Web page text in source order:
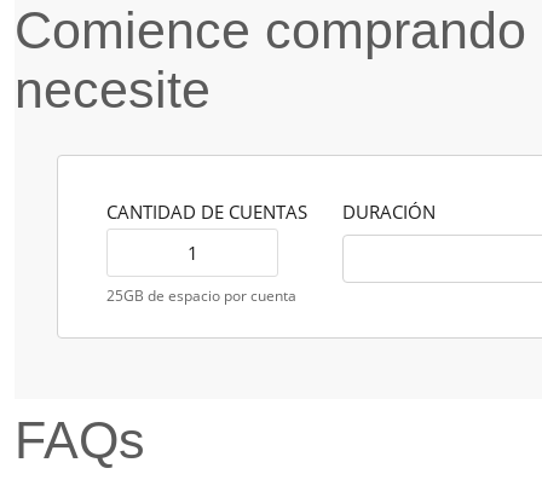
Comience
necesite
CANTIDAD DE CUENTAS
25GB de espacio por cuenta
DURACIÓN
FAQs